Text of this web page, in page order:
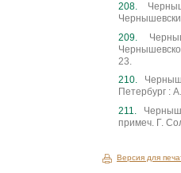
23.
Петербург :
примеч. Г.
Версия для